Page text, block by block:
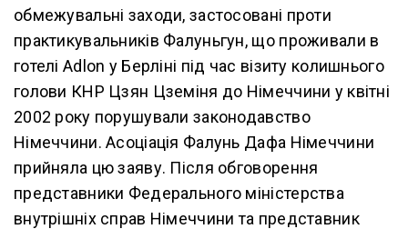
обмежувальні заходи, застосовані проти
практикувальників Фалуньгун, що проживали в
готелі Adlon у Берліні під час візиту колишнього
голови КНР Цзян Цземіня до Німеччини у квітні
2002 року порушували законодавство
Німеччини. Асоціація Фалунь Дафа Німеччини
прийняла цю заяву. Після обговорення
представники Федерального міністерства
внутрішніх справ Німеччини та представник